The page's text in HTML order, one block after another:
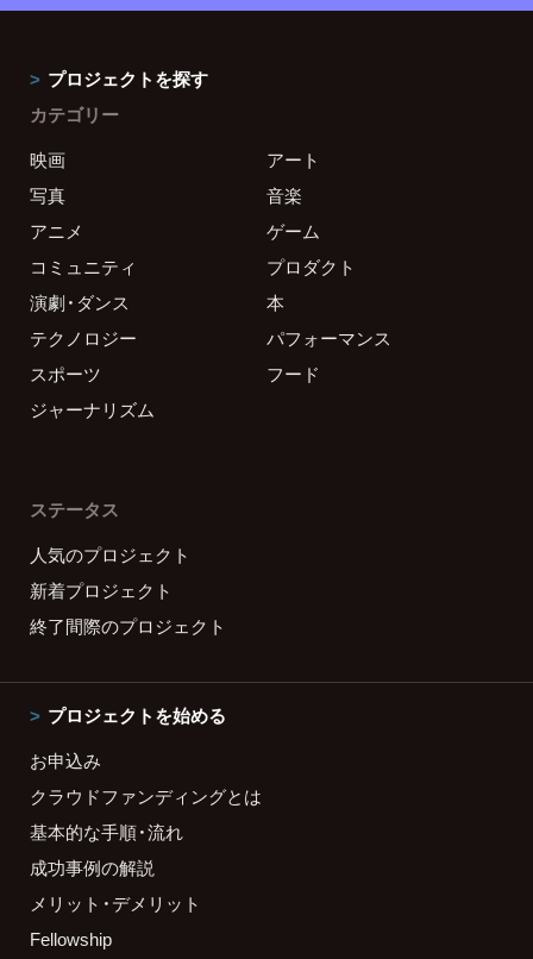
プロジェクトを探す
カテゴリー
映画
アート
写真
音楽
アニメ
ゲーム
コミュニティ
プロダクト
演劇・ダンス
本
テクノロジー
パフォーマンス
スポーツ
フード
ジャーナリズム
ステータス
人気のプロジェクト
新着プロジェクト
終了間際のプロジェクト
プロジェクトを始める
お申込み
クラウドファンディングとは
基本的な手順・流れ
成功事例の解説
メリット・デメリット
Fellowship